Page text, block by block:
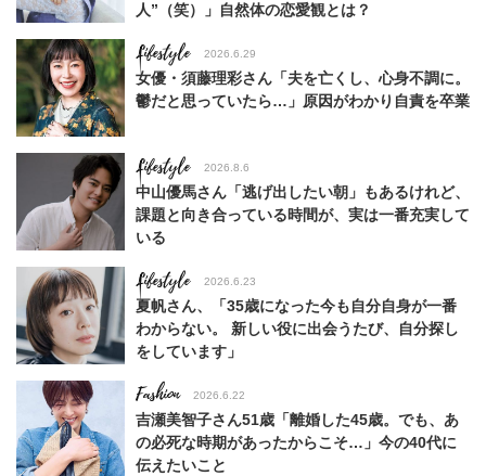
人”（笑）」自然体の恋愛観とは？
Lifestyle 2026.6.29
女優・須藤理彩さん「夫を亡くし、心身不調に。
鬱だと思っていたら…」原因がわかり自責を卒業
Lifestyle 2026.8.6
中山優馬さん「逃げ出したい朝」もあるけれど、
課題と向き合っている時間が、実は一番充実して
いる
Lifestyle 2026.6.23
夏帆さん、「35歳になった今も自分自身が一番
わからない。 新しい役に出会うたび、自分探し
をしています」
Fashion 2026.6.22
吉瀬美智子さん51歳「離婚した45歳。でも、あ
の必死な時期があったからこそ…」今の40代に
伝えたいこと